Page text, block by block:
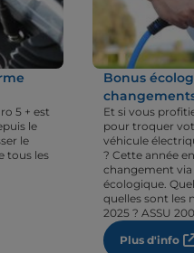
5 + est
le
le
tous les
Bonus
Et si vous
pour troquer
véhicule
? Cette année
changement
écologique.
quelles sont les
2025 ? ASSU
Plus d'info